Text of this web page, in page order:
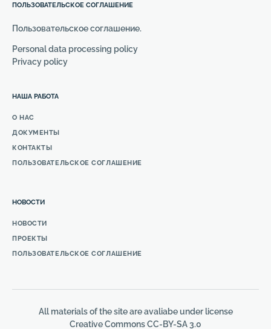
НАША РАБОТА
О НАС
ДОКУМЕНТЫ
КОНТАКТЫ
ПОЛЬЗОВАТЕЛЬСКОЕ СОГЛАШЕНИЕ
НОВОСТИ
НОВОСТИ
ПРОЕКТЫ
ПОЛЬЗОВАТЕЛЬСКОЕ СОГЛАШЕНИЕ
ПОЛЬЗОВАТЕЛЬСКОЕ СОГЛАШЕНИЕ
Пользовательское соглашение.
Personal data processing policy
Privacy policy
All materials of the site are avaliabe under license
Creative Commons СС-BY-SA 3.0